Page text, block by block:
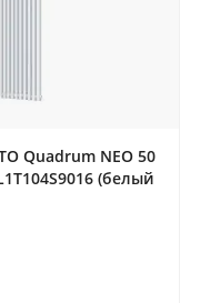
Quadrum NEO 50
(белый